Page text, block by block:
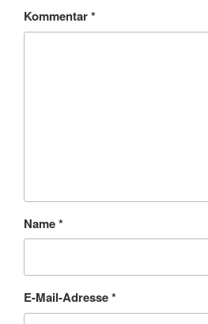
Kommentar*
Name*
E-Mail-Adresse*